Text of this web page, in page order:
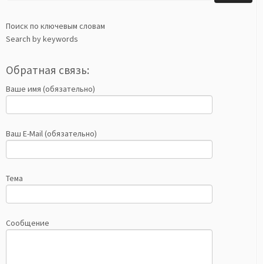
Поиск по ключевым словам
Search by keywords
Обратная связь:
Ваше имя (обязательно)
Ваш E-Mail (обязательно)
Тема
Сообщение